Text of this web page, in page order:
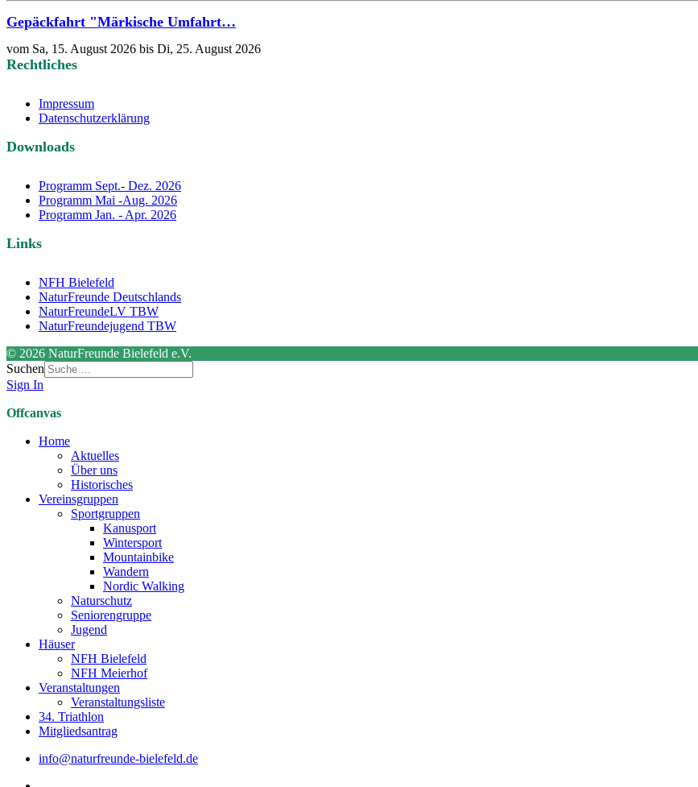
Gepäckfahrt "Märkische Umfahrt…
vom Sa, 15. August 2026 bis Di, 25. August 2026
Rechtliches
Impressum
Datenschutzerklärung
Downloads
Programm Sept.- Dez. 2026
Programm Mai -Aug. 2026
Programm Jan. - Apr. 2026
Links
NFH Bielefeld
NaturFreunde Deutschlands
NaturFreundeLV TBW
NaturFreundejugend TBW
© 2026 NaturFreunde Bielefeld e.V.
Suchen
Sign In
Offcanvas
Home
Aktuelles
Über uns
Historisches
Vereinsgruppen
Sportgruppen
Kanusport
Wintersport
Mountainbike
Wandern
Nordic Walking
Naturschutz
Seniorengruppe
Jugend
Häuser
NFH Bielefeld
NFH Meierhof
Veranstaltungen
Veranstaltungsliste
34. Triathlon
Mitgliedsantrag
info@naturfreunde-bielefeld.de